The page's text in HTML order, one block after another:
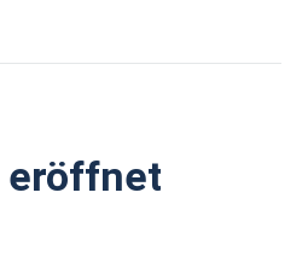
eröffnet